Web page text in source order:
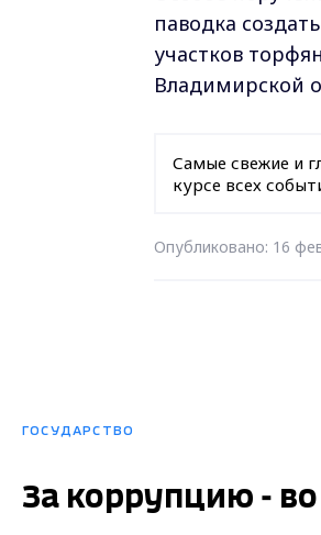
паводка
участков
Владимирской
Самые свежие и
курсе всех
Опубликовано: 16
ГОСУДАРСТВО
За коррупцию - во